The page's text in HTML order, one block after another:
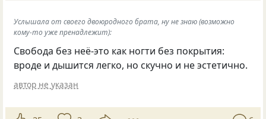
Услышала от своего двоюродного брата, ну не знаю (возможно
кому-то уже пренадлежит):
Свобода без неё-это как ногти без покрытия:
вроде и дышится легко, но скучно и не эстетично.
автор не указан